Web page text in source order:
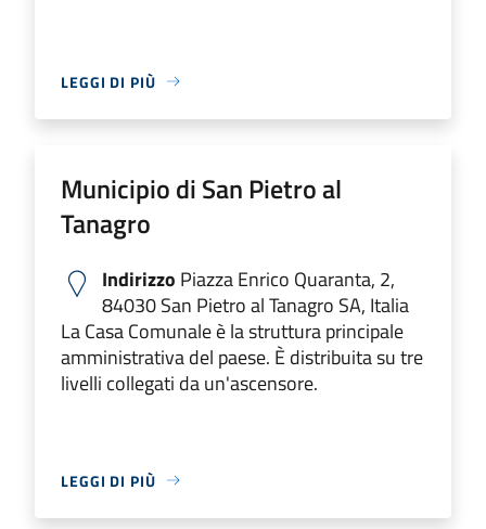
LEGGI DI PIÙ
Municipio di San Pietro al
Tanagro
Indirizzo Piazza Enrico Quaranta, 2,
84030 San Pietro al Tanagro SA, Italia
La Casa Comunale è la struttura principale
amministrativa del paese. È distribuita su tre
livelli collegati da un'ascensore.
LEGGI DI PIÙ